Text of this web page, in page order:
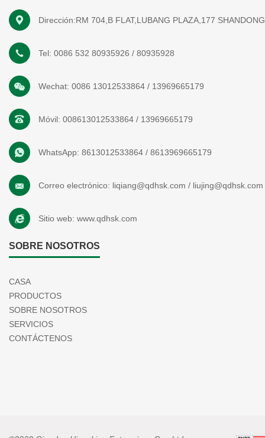
Dirección:RM 704,B FLAT,LUBANG PLAZA,177
Tel: 0086 532 80935926 / 80935928
Wechat: 0086 13012533864 / 13969665179
Móvil: 008613012533864 / 13969665179
WhatsApp: 8613012533864 / 8613969665179
Correo electrónico: liqiang@qdhsk.com / liujing@qdhsk.com
Sitio web: www.qdhsk.com
SOBRE NOSOTROS
CASA
PRODUCTOS
SOBRE NOSOTROS
SERVICIOS
CONTÁCTENOS